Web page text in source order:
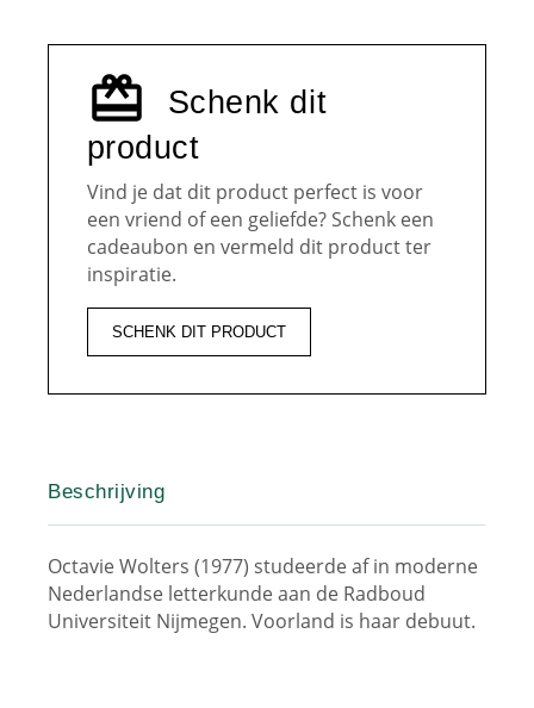
Schenk dit
product
Vind je dat dit product perfect is voor
een vriend of een geliefde? Schenk een
cadeaubon en vermeld dit product ter
inspiratie.
SCHENK DIT PRODUCT
Beschrijving
Octavie Wolters (1977) studeerde af in moderne
Nederlandse letterkunde aan de Radboud
Universiteit Nijmegen. Voorland is haar debuut.